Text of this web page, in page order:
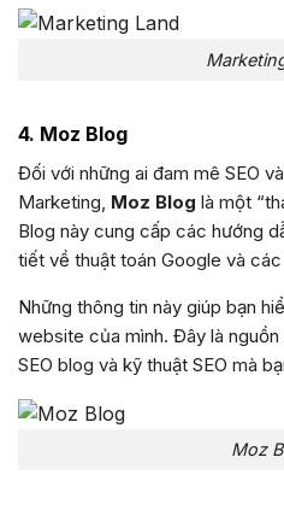
4. Moz Blog
Đối với những ai đam mê SEO
Marketing, Moz Blog là một
Blog này cung cấp các hướng
tiết về thuật toán Google và
Những thông tin này giúp bạn
website của mình. Đây là
SEO blog và kỹ thuật SEO mà
Moz